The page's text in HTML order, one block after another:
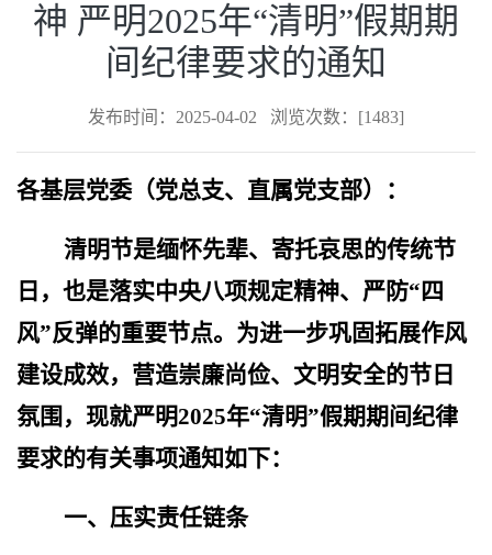
神 严明2025年“清明”假期期
间纪律要求的通知
发布时间：2025-04-02 浏览次数：[1483]
各基层党委（党总支、直属党支部）：
清明节是缅怀先辈、寄托哀思的传统节
日，也是落实中央八项规定精神、严防“四
风”反弹的重要节点。为进一步巩固拓展作风
建设成效，营造崇廉尚俭、文明安全的节日
氛围，现就严明2025年“清明”假期期间纪律
要求的有关事项通知如下：
一、压实责任链条